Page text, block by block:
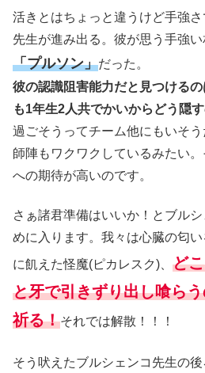
活きとはちょっと違うけど手強
先生が進み出る。彼が思う手強い
「プルソン」だった。
彼の認識阻害能力だと見つける
も1年生2人共でかいからどう隠す
過ごそうってチーム他にもいそ
師陣もワクワクしているみたい
への期待が高いのです。
さぁ諸君準備はいいか！とブル
めに入ります。我々は心臓の匂
に飢えた怪魔(ピカレスク)、 ど
と牙で引きずり出し喰ら
祈る！それでは解散！！！
そう吠えたブルシェンコ先生の